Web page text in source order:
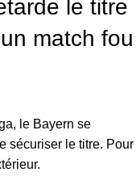
le titre
match fou
le Bayern se
sécuriser le titre. Pour